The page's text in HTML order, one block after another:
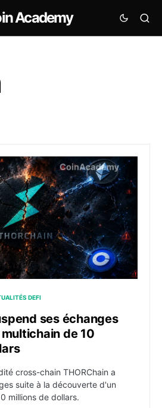
Academy
ses échanges après un hack
DEFI
ses échanges
de 10
cross-chain THORChain a
suite à la découverte d'un
millions de dollars.